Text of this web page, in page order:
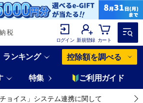
ログイン 新規登録 カート
ランキング 控除額を調べる
特集 ご利用ガイド
チョイス」システム連携に関して